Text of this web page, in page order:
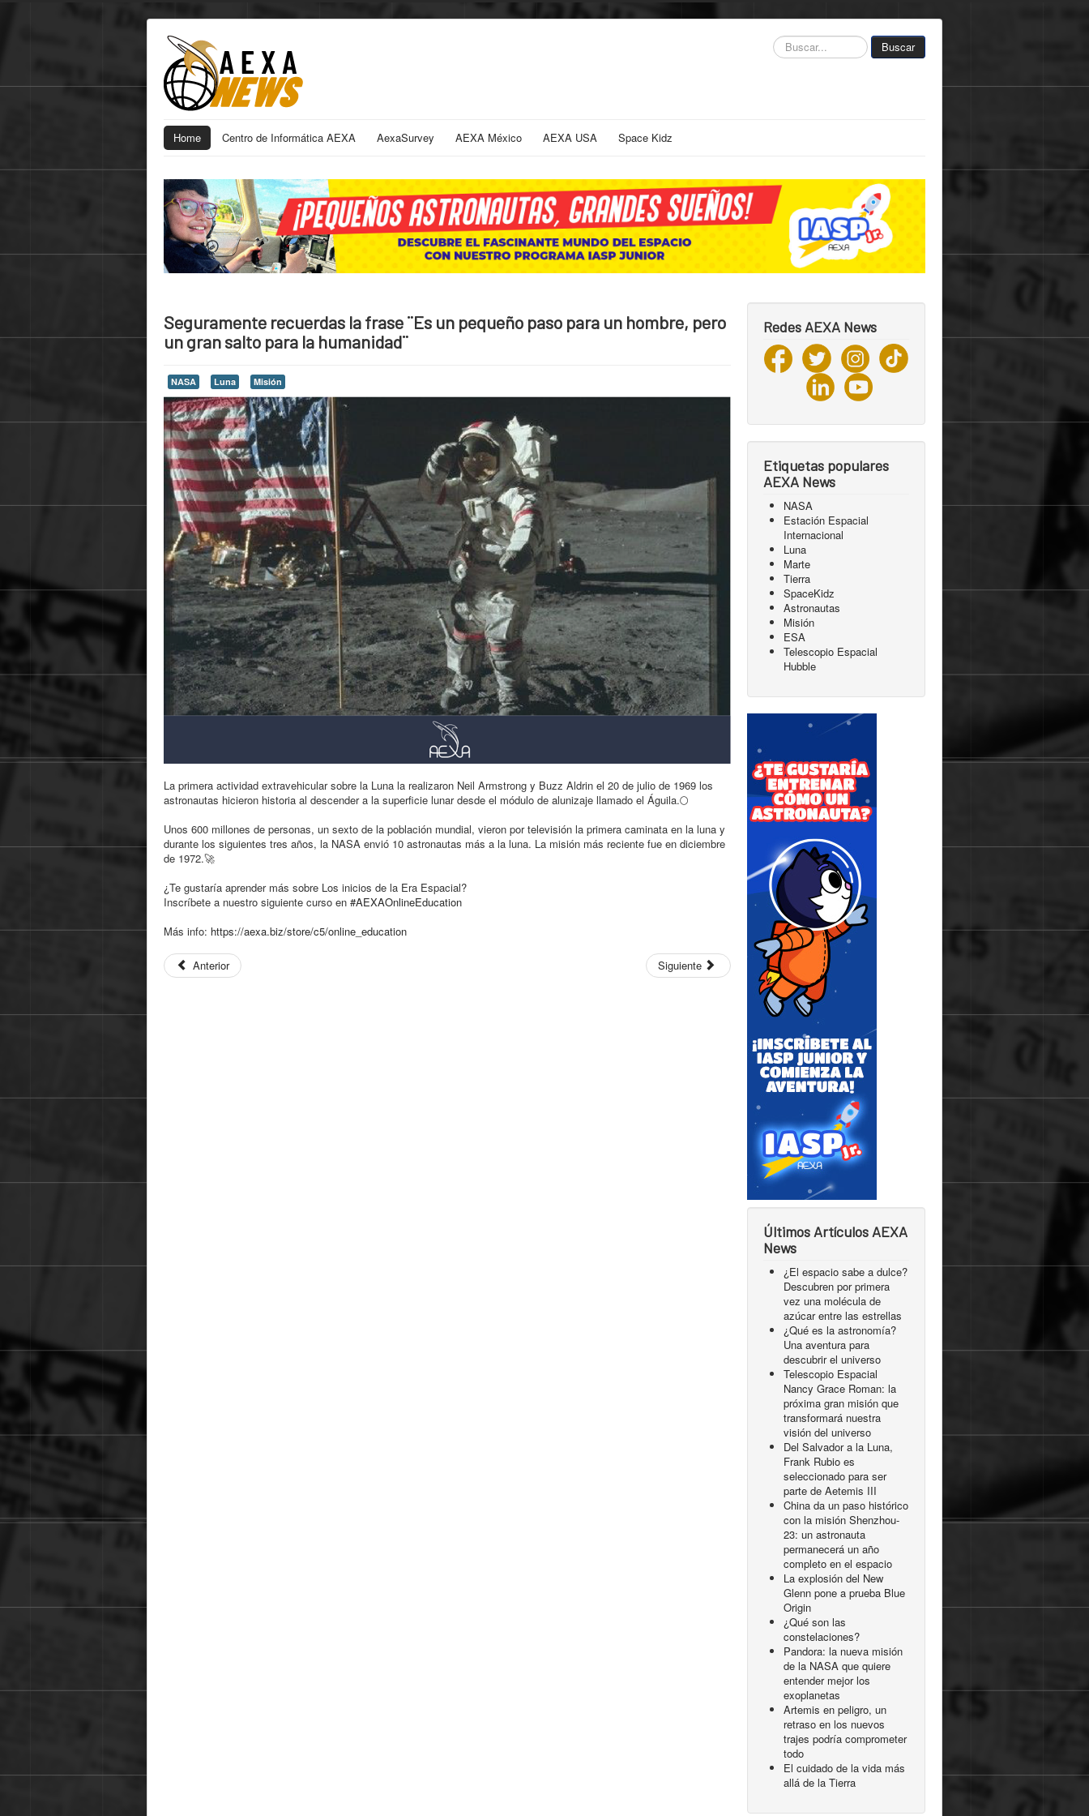
Buscar... Buscar
Home Centro de Informática AEXA AexaSurvey AEXA México AEXA USA Space Kidz
Seguramente recuerdas la frase ¨Es un pequeño paso para un hombre, pero
un gran salto para la humanidad¨
NASA Luna Misión
La primera actividad extravehicular sobre la Luna la realizaron Neil Armstrong y Buzz Aldrin el 20 de julio de 1969 los
astronautas hicieron historia al descender a la superficie lunar desde el módulo de alunizaje llamado el Águila.🌕
Unos 600 millones de personas, un sexto de la población mundial, vieron por televisión la primera caminata en la luna y
durante los siguientes tres años, la NASA envió 10 astronautas más a la luna. La misión más reciente fue en diciembre
de 1972.🚀
¿Te gustaría aprender más sobre Los inicios de la Era Espacial?
Inscríbete a nuestro siguiente curso en #AEXAOnlineEducation
Más info: https://aexa.biz/store/c5/online_education
Anterior Siguiente
Redes AEXA News
Etiquetas populares
AEXA News
NASA
Estación Espacial
Internacional
Luna
Marte
Tierra
SpaceKidz
Astronautas
Misión
ESA
Telescopio Espacial
Hubble
Últimos Artículos AEXA
News
¿El espacio sabe a dulce?
Descubren por primera
vez una molécula de
azúcar entre las estrellas
¿Qué es la astronomía?
Una aventura para
descubrir el universo
Telescopio Espacial
Nancy Grace Roman: la
próxima gran misión que
transformará nuestra
visión del universo
Del Salvador a la Luna,
Frank Rubio es
seleccionado para ser
parte de Aetemis III
China da un paso histórico
con la misión Shenzhou-
23: un astronauta
permanecerá un año
completo en el espacio
La explosión del New
Glenn pone a prueba Blue
Origin
¿Qué son las
constelaciones?
Pandora: la nueva misión
de la NASA que quiere
entender mejor los
exoplanetas
Artemis en peligro, un
retraso en los nuevos
trajes podría comprometer
todo
El cuidado de la vida más
allá de la Tierra